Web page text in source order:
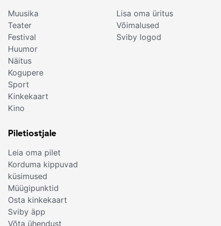
Muusika
Teater
Festival
Huumor
Näitus
Kogupere
Sport
Kinkekaart
Kino
Lisa oma üritus
Võimalused
Sviby logod
Piletiostjale
Leia oma pilet
Korduma kippuvad
küsimused
Müügipunktid
Osta kinkekaart
Sviby äpp
Võta ühendust